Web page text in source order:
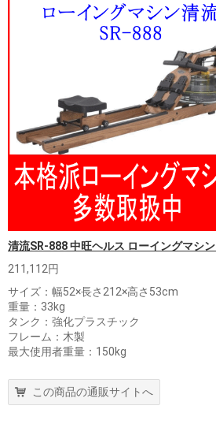
清流SR-888 中旺ヘルス ローイングマシン
211,112円
サイズ：幅52×長さ212×高さ53cm
重量：33kg
タンク：強化プラスチック
フレーム：木製
最大使用者重量：150kg
この商品の通販サイトへ